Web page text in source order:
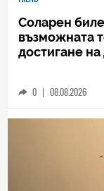
Соларен
възможната
достигане
0 | 08.08.2026